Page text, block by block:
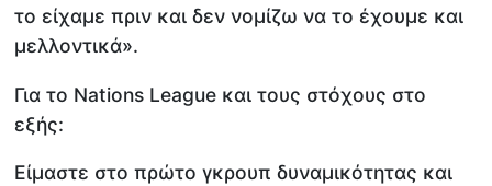
το είχαμε πριν και δεν νομίζω να το έχουμε και
μελλοντικά».
Για το Nations League και τους στόχους στο
εξής:
Είμαστε στο πρώτο γκρουπ δυναμικότητας και